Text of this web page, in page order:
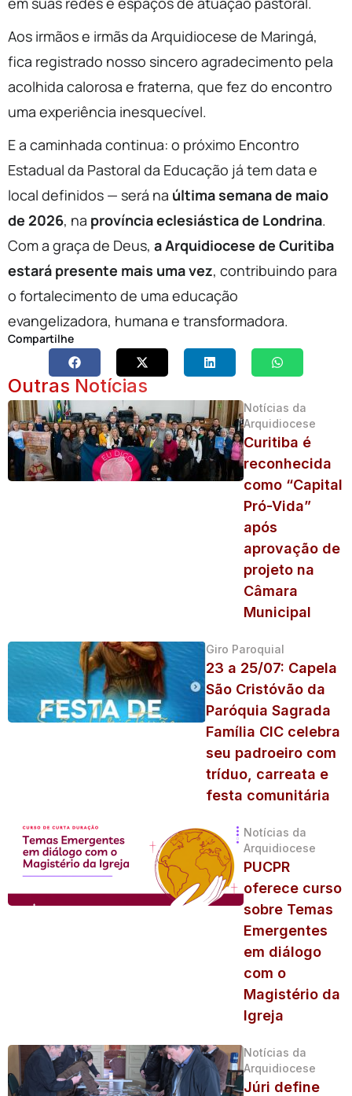
Aos irmãos e irmãs da Arquidiocese de Maringá,
fica registrado nosso sincero agradecimento pela
acolhida calorosa e fraterna, que fez do encontro
uma experiência inesquecível.
E a caminhada continua: o próximo Encontro
Estadual da Pastoral da Educação já tem data e
local definidos — será na última semana de maio
de 2026, na província eclesiástica de Londrina.
Com a graça de Deus, a Arquidiocese de Curitiba
estará presente mais uma vez, contribuindo para
o fortalecimento de uma educação
evangelizadora, humana e transformadora.
Compartilhe
Outras Notícias
Notícias da
Arquidiocese
Curitiba é
reconhecida
como “Capital
Pró-Vida”
após
aprovação de
projeto na
Câmara
Municipal
Giro Paroquial
23 a 25/07: Capela
São Cristóvão da
Paróquia Sagrada
Família CIC celebra
seu padroeiro com
tríduo, carreata e
festa comunitária
Notícias da
Arquidiocese
PUCPR
oferece curso
sobre Temas
Emergentes
em diálogo
com o
Magistério da
Igreja
Notícias da
Arquidiocese
Júri define